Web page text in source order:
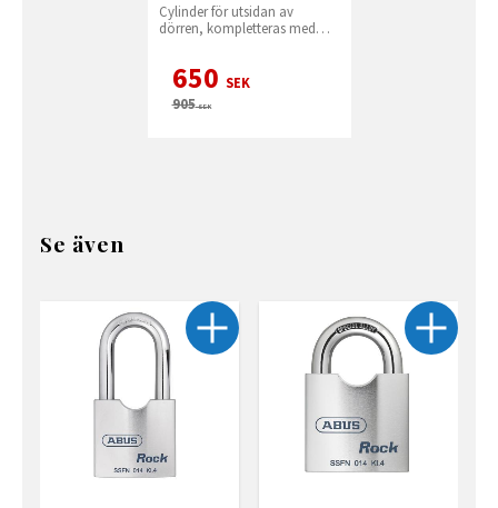
Cylinder för utsidan av
dörren, kompletteras med
650 SEK
905SEK
Se även